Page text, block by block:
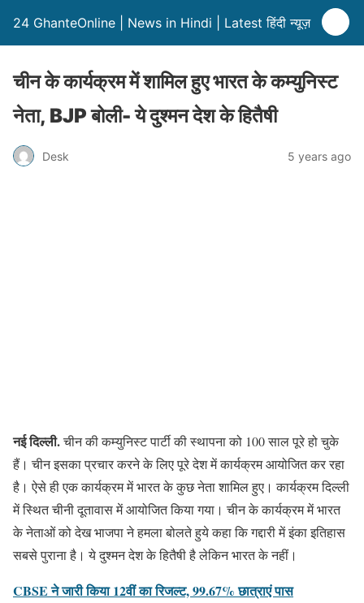
24 GhanteOnline | News in Hindi | Latest हिंदी न्यूज़
चीन के कार्यक्रम में शामिल हुए भारत के कम्युनिस्ट
नेता, BJP बोली- ये दुश्मन देश के हितैषी
Desk 5 years ago
नई दिल्ली.चीन की कम्युनिस्ट पार्टी की स्थापना को 100 साल पूरे हो चुके
हैं। चीन इसका प्रचार करने के लिए पूरे देश में कार्यक्रम आयोजित कर रहा
है। ऐसे ही एक कार्यक्रम में भारत के कुछ नेता शामिल हुए। कार्यक्रम दिल्ली
में स्थित चीनी दूतावास में आयोजित किया गया। चीन के कार्यक्रम में भारत
के नेताओं को देख भाजपा ने हमला बोलते हुये कहा कि गद्दारी में इंका इतिहास
सबसे पुराना है। ये दुश्मन देश के हितैषी है लेकिन भारत के नहीं।
CBSE ने जारी किया 12वीं का रिजल्ट, 99.67% छात्राएं पास